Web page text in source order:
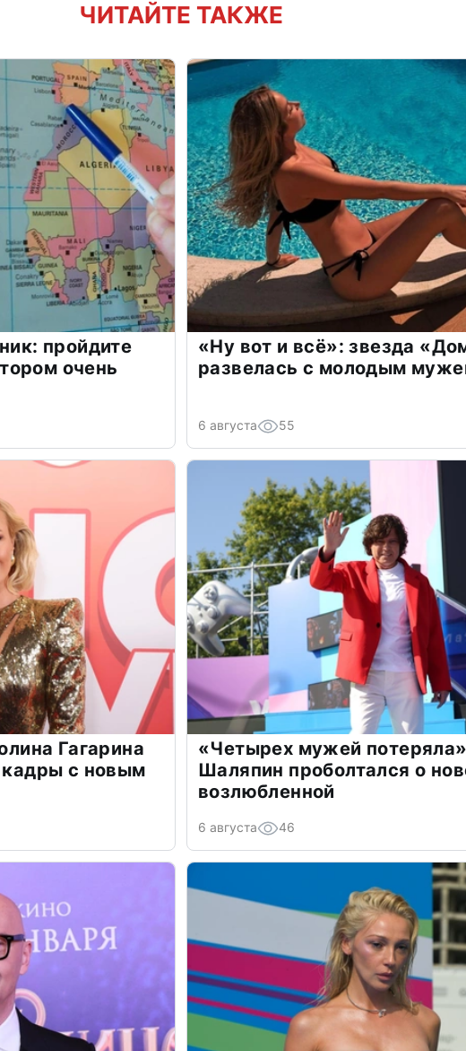
ЧИТАЙТЕ ТАКЖЕ
пройдите
очень
«Ну вот и всё»: звезда
развелась с молодым
6 августа 55
Гагарина
кадры с новым
«Четырех мужей
Шаляпин проболтался о
возлюбленной
6 августа 46